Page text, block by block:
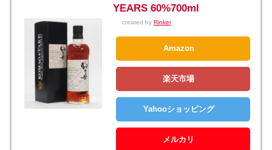
YEARS 60%700ml
created by Rinker
Amazon
楽天市場
Yahooショッピング
メルカリ